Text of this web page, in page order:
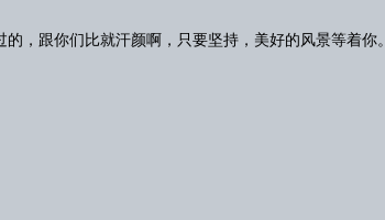
，跟你们比就汗颜啊，只要坚持，美好的风景等着你。